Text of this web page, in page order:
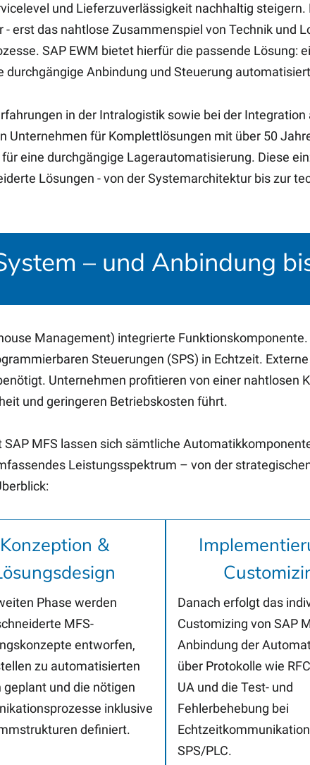
und Lieferzuverlässigkeit nachhaltig
erst das nahtlose Zusammenspiel von Technik und
SAP EWM bietet hierfür die passende Lösung:
Anbindung und Steuerung
in der Intralogistik sowie bei der
Unternehmen für Komplettlösungen mit über 50
eine durchgängige Lagerautomatisierung. Diese
Lösungen - von der Systemarchitektur bis zur
– und Anbindung
Management) integrierte
Steuerungen (SPS) in Echtzeit.
Unternehmen profitieren von einer nahtlosen
und geringeren Betriebskosten führt.
MFS lassen sich sämtliche
Leistungsspektrum – von der
Konzeption &
Phase werden
MFS-
entworfen,
zu automatisierten
geplant und die nötigen
inklusive
definiert.
Danach erfolgt das
Customizing von SAP
Anbindung der
über Protokolle wie
UA und die Test- und
Fehlerbehebung bei
SPS/PLC.